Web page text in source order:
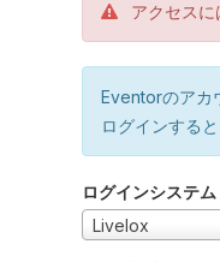
アクセスに
Eventorのアカ
ログインすると
ログインシステム
Livelox